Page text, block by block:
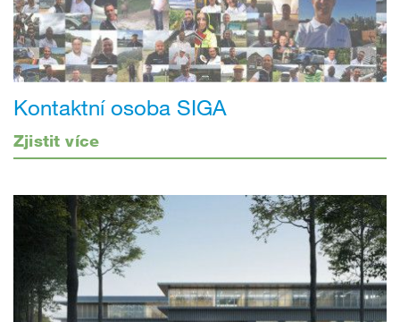
Kontaktní osoba SIGA
Zjistit více